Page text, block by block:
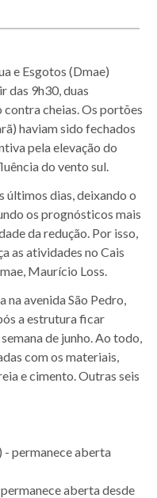
e Esgotos (Dmae)
das 9h30, duas
cheias. Os portões
haviam sido fechados
pela elevação do
do vento sul.
últimos dias, deixando o
os prognósticos mais
da redução. Por isso,
as atividades no Cais
Maurício Loss.
avenida São Pedro,
a estrutura ficar
de junho. Ao todo,
com os materiais,
e cimento. Outras seis
permanece aberta
aberta desde